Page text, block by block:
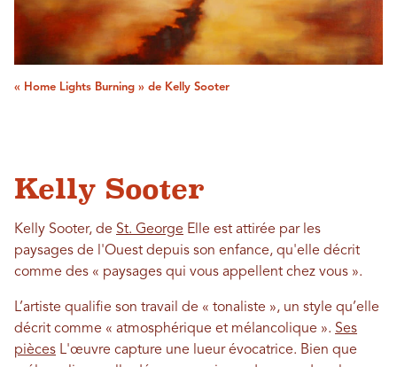
« Home Lights Burning » de Kelly Sooter
Kelly Sooter
Kelly Sooter, de St. George Elle est attirée par les
paysages de l'Ouest depuis son enfance, qu'elle décrit
comme des « paysages qui vous appellent chez vous ».
L’artiste qualifie son travail de « tonaliste », un style qu’elle
décrit comme « atmosphérique et mélancolique ». Ses
pièces L'œuvre capture une lueur évocatrice. Bien que